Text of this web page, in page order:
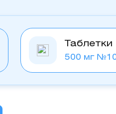
Таблетки
500 мг